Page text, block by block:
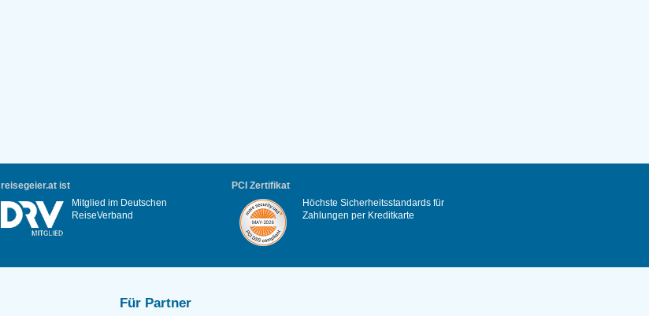
reisegeier.at ist
Mitglied im Deutschen
ReiseVerband
PCI Zertifikat
Höchste Sicherheitsstandards für
Zahlungen per Kreditkarte
Für Partner